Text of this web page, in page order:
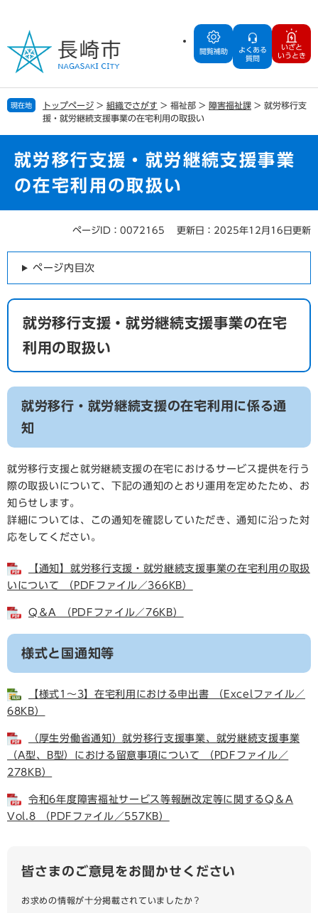
の
で
す
ー
ば
し
閲覧補助
よくある
質問
いざと
いうとき
現在地 トップページ > 組織でさがす > 福祉部 > 障害福祉課 > 就労移行支
援・就労継続支援事業の在宅利用の取扱い
就労移行支援・就労継続支援事業
の在宅利用の取扱い
ページID：0072165 更新日：2025年12月16日更新
ページ内目次
就労移行支援・就労継続支援事業の在宅
利用の取扱い
就労移行・就労継続支援の在宅利用に係る通
知
就労移行支援と就労継続支援の在宅におけるサービス提供を行う
際の取扱いについて、下記の通知のとおり運用を定めたため、お
知らせします。
詳細については、この通知を確認していただき、通知に沿った対
応をしてください。
【通知】就労移行支援・就労継続支援事業の在宅利用の取扱
いについて （PDFファイル／366KB）
Q＆A （PDFファイル／76KB）
様式と国通知等
【様式1～3】在宅利用における申出書 （Excelファイル／
68KB）
（厚生労働省通知）就労移行支援事業、就労継続支援事業
（A型、B型）における留意事項について （PDFファイル／
278KB）
令和6年度障害福祉サービス等報酬改定等に関するQ＆A
Vol.8 （PDFファイル／557KB）
皆さまのご意見をお聞かせください
お求めの情報が十分掲載されていましたか？